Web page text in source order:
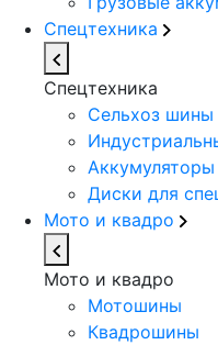
Спецтехника
Спецтехника
Сельхоз шины
Диски для
Мото и квадро
Мото и квадро
Мотошины
Квадрошины